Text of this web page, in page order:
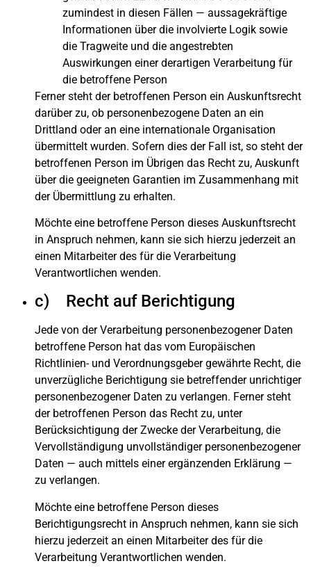
zumindest in diesen Fällen — aussagekräftige
Informationen über die involvierte Logik sowie
die Tragweite und die angestrebten
Auswirkungen einer derartigen Verarbeitung für
die betroffene Person
Ferner steht der betroffenen Person ein Auskunftsrecht
darüber zu, ob personenbezogene Daten an ein
Drittland oder an eine internationale Organisation
übermittelt wurden. Sofern dies der Fall ist, so steht der
betroffenen Person im Übrigen das Recht zu, Auskunft
über die geeigneten Garantien im Zusammenhang mit
der Übermittlung zu erhalten.
Möchte eine betroffene Person dieses Auskunftsrecht
in Anspruch nehmen, kann sie sich hierzu jederzeit an
einen Mitarbeiter des für die Verarbeitung
Verantwortlichen wenden.
c) Recht auf Berichtigung
Jede von der Verarbeitung personenbezogener Daten
betroffene Person hat das vom Europäischen
Richtlinien- und Verordnungsgeber gewährte Recht, die
unverzügliche Berichtigung sie betreffender unrichtiger
personenbezogener Daten zu verlangen. Ferner steht
der betroffenen Person das Recht zu, unter
Berücksichtigung der Zwecke der Verarbeitung, die
Vervollständigung unvollständiger personenbezogener
Daten — auch mittels einer ergänzenden Erklärung —
zu verlangen.
Möchte eine betroffene Person dieses
Berichtigungsrecht in Anspruch nehmen, kann sie sich
hierzu jederzeit an einen Mitarbeiter des für die
Verarbeitung Verantwortlichen wenden.